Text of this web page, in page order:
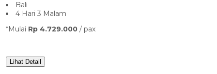
Bali
4 Hari 3 Malam
*Mulai Rp 4.729.000 / pax
Lihat Detail